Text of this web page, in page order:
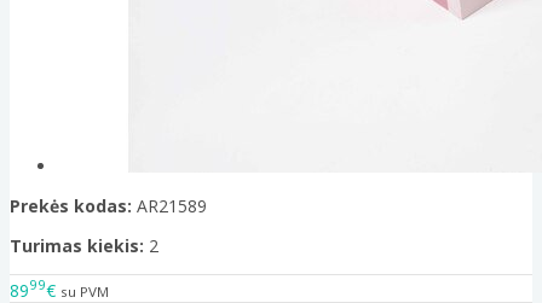
Prekės kodas: AR21589
Turimas kiekis: 2
8999€ su PVM